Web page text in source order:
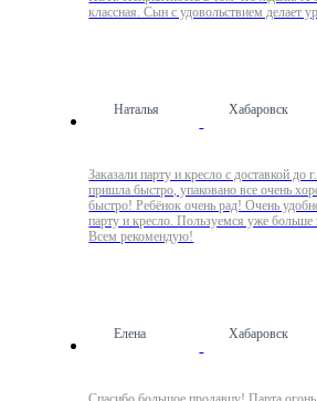
классная. Сын с удовольствием делает
Наталья Хабаровск
Заказали парту и кресло с доставкой до
пришла быстро, упаковано все очень
быстро! Ребёнок очень рад! Очень
парту и кресло. Пользуемся уже больше
Всем рекомендую!
Елена Хабаровск